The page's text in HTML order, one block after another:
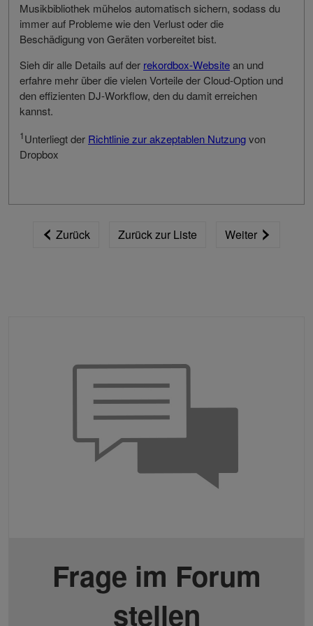
Musikbibliothek mühelos automatisch sichern, sodass du
immer auf Probleme wie den Verlust oder die
Beschädigung von Geräten vorbereitet bist.
Sieh dir alle Details auf der rekordbox-Websitean und
erfahre mehr über die vielen Vorteile der Cloud-Option und
den effizienten DJ-Workflow, den du damit erreichen
kannst.
1Unterliegt der Richtlinie zur akzeptablen Nutzungvon
Dropbox
Zurück Zurück zur Liste Weiter
Frage im Forum
stellen